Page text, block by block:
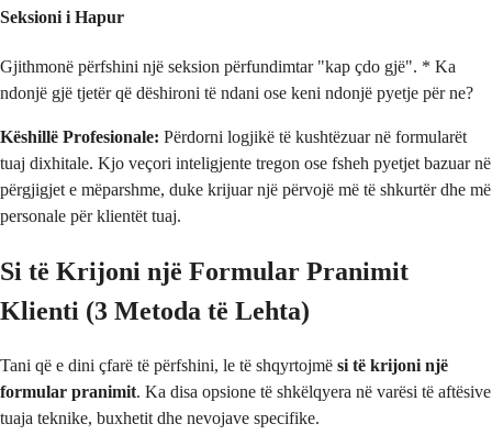
Seksioni i Hapur
Gjithmonë përfshini një seksion përfundimtar "kap çdo gjë". * Ka
ndonjë gjë tjetër që dëshironi të ndani ose keni ndonjë pyetje për ne?
Këshillë Profesionale: Përdorni logjikë të kushtëzuar në formularët
tuaj dixhitale. Kjo veçori inteligjente tregon ose fsheh pyetjet bazuar në
përgjigjet e mëparshme, duke krijuar një përvojë më të shkurtër dhe më
personale për klientët tuaj.
Si të Krijoni një Formular Pranimit
Klienti (3 Metoda të Lehta)
Tani që e dini çfarë të përfshini, le të shqyrtojmë si të krijoni një
formular pranimit. Ka disa opsione të shkëlqyera në varësi të aftësive
tuaja teknike, buxhetit dhe nevojave specifike.